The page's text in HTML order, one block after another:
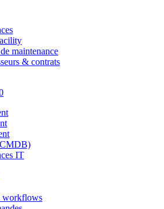
maintenance
& contrats
IT
workflows